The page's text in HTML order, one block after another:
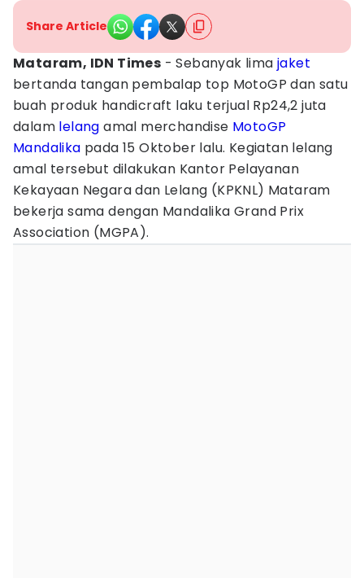
Share Article
Mataram, IDN Times - Sebanyak limajaket
bertanda tangan pembalap top MotoGP dan satu
buah produk handicraft laku terjual Rp24,2 juta
dalam lelang amal merchandise MotoGP
Mandalika pada 15 Oktober lalu. Kegiatan lelang
amal tersebut dilakukan Kantor Pelayanan
Kekayaan Negara dan Lelang (KPKNL) Mataram
bekerja sama dengan Mandalika Grand Prix
Association (MGPA).